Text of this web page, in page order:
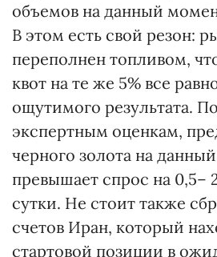
объемов на данный
В этом есть свой резон:
переполнен топливом,
квот на те же 5% все
ощутимого результата.
экспертным оценкам,
черного золота на
превышает спрос на 0,5–
сутки. Не стоит также
счетов Иран, который
стартовой позиции в